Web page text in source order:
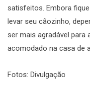
satisfeitos. Embora
levar seu cãozinho,
ser mais agradável para
acomodado na casa de
Fotos: Divulgação